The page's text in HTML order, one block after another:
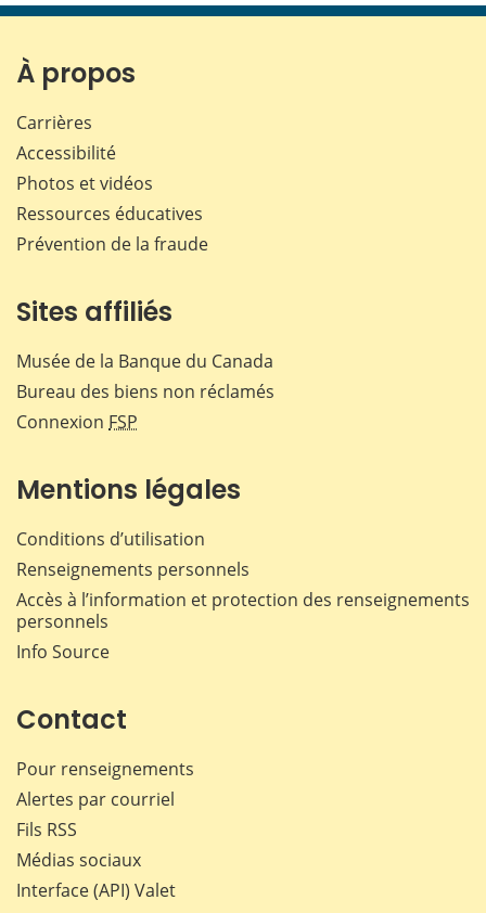
page page page page
À propos
Carrières
Accessibilité
Photos et vidéos
Ressources éducatives
Prévention de la fraude
Sites affiliés
Musée de la Banque du Canada
Bureau des biens non réclamés
Connexion FSP
Mentions légales
Conditions d’utilisation
Renseignements personnels
Accès à l’information et protection des renseignements
personnels
Info Source
Contact
Pour renseignements
Alertes par courriel
Fils RSS
Médias sociaux
Interface (API) Valet